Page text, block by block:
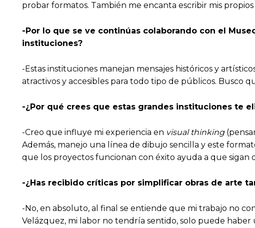
probar formatos. También me encanta escribir mis
-Por lo que se ve continúas colaborando con el
instituciones?
-Estas instituciones manejan mensajes históricos y
atractivos y accesibles para todo tipo de públicos. Busco
-¿Por qué crees que estas grandes instituciones te
-Creo que influye mi experiencia en visual thinking
Además, manejo una línea de dibujo sencilla y este
que los proyectos funcionan con éxito ayuda a que sigan
-¿Has recibido críticas por simplificar obras de arte
-No, en absoluto, al final se entiende que mi trabajo no
Velázquez, mi labor no tendría sentido, solo puede